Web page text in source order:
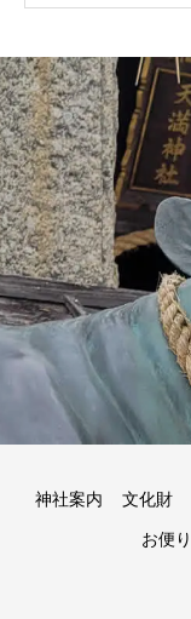
神社案内 文化財
お便り